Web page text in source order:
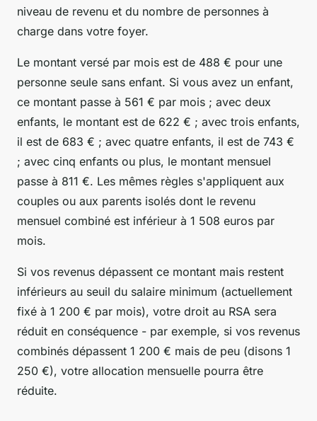
niveau de revenu et du nombre de personnes à
charge dans votre foyer.
Le montant versé par mois est de 488 € pour une
personne seule sans enfant. Si vous avez un enfant,
ce montant passe à 561 € par mois ; avec deux
enfants, le montant est de 622 € ; avec trois enfants,
il est de 683 € ; avec quatre enfants, il est de 743 €
; avec cinq enfants ou plus, le montant mensuel
passe à 811 €. Les mêmes règles s'appliquent aux
couples ou aux parents isolés dont le revenu
mensuel combiné est inférieur à 1 508 euros par
mois.
Si vos revenus dépassent ce montant mais restent
inférieurs au seuil du salaire minimum (actuellement
fixé à 1 200 € par mois), votre droit au RSA sera
réduit en conséquence - par exemple, si vos revenus
combinés dépassent 1 200 € mais de peu (disons 1
250 €), votre allocation mensuelle pourra être
réduite.